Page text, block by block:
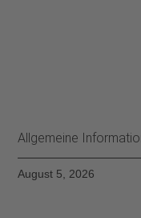
Allgemeine
August 5, 2026